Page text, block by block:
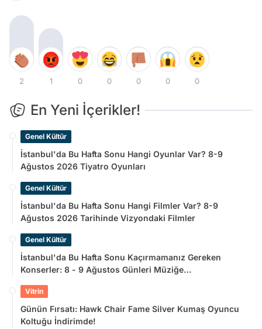
2 1 0 0 0 0 0
En Yeni İçerikler!
Genel Kültür
İstanbul'da Bu Hafta Sonu Hangi Oyunlar Var? 8-9
Ağustos 2026 Tiyatro Oyunları
Genel Kültür
İstanbul'da Bu Hafta Sonu Hangi Filmler Var? 8-9
Ağustos 2026 Tarihinde Vizyondaki Filmler
Genel Kültür
İstanbul'da Bu Hafta Sonu Kaçırmamanız Gereken
Konserler: 8 - 9 Ağustos Günleri Müziğe
Vitrin
Günün Fırsatı: Hawk Chair Fame Silver Kumaş Oyuncu
Koltuğu İndirimde!